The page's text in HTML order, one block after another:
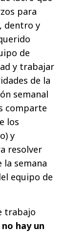
para
dentro y
de
y trabajar
de la
semanal
comparte
los
y
resolver
semana
equipo de
trabajo
no hay un